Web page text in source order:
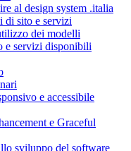
al design system .italia
di sito e servizi
dei modelli
e servizi disponibili
e accessibile
e Graceful
sviluppo del software